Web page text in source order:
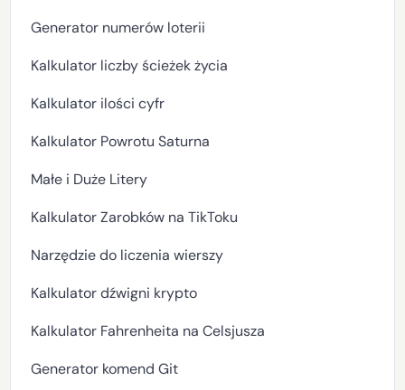
Generator numerów loterii
Kalkulator liczby ścieżek życia
Kalkulator ilości cyfr
Kalkulator Powrotu Saturna
Małe i Duże Litery
Kalkulator Zarobków na TikToku
Narzędzie do liczenia wierszy
Kalkulator dźwigni krypto
Kalkulator Fahrenheita na Celsjusza
Generator komend Git